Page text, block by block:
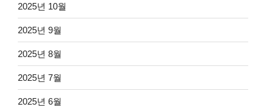
2025년 10월
2025년 9월
2025년 8월
2025년 7월
2025년 6월